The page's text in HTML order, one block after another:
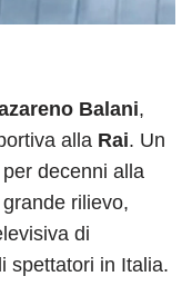
Balani,
alla Rai. Un
decenni alla
rilievo,
di
spettatori in Italia.